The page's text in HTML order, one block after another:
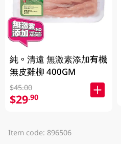
純。清遠 無激素添加有機
無皮雞柳 400GM
$45.00
$29.90
Item code: 896506